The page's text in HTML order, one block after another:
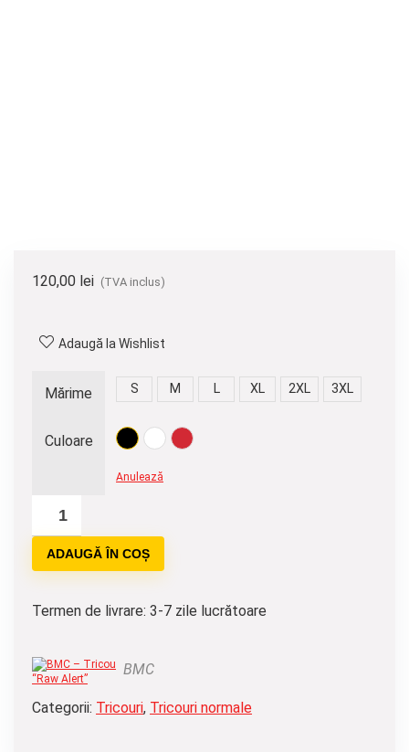
120,00 lei (TVA inclus)
Adaugă la Wishlist
Mărime S M L XL 2XL 3XL
Culoare
Anulează
Cantitate
BMC
"Raw
ADAUGĂ ÎN COȘ
Termen de livrare: 3-7 zile lucrătoare
BMC
Categorii: Tricouri, Tricouri normale